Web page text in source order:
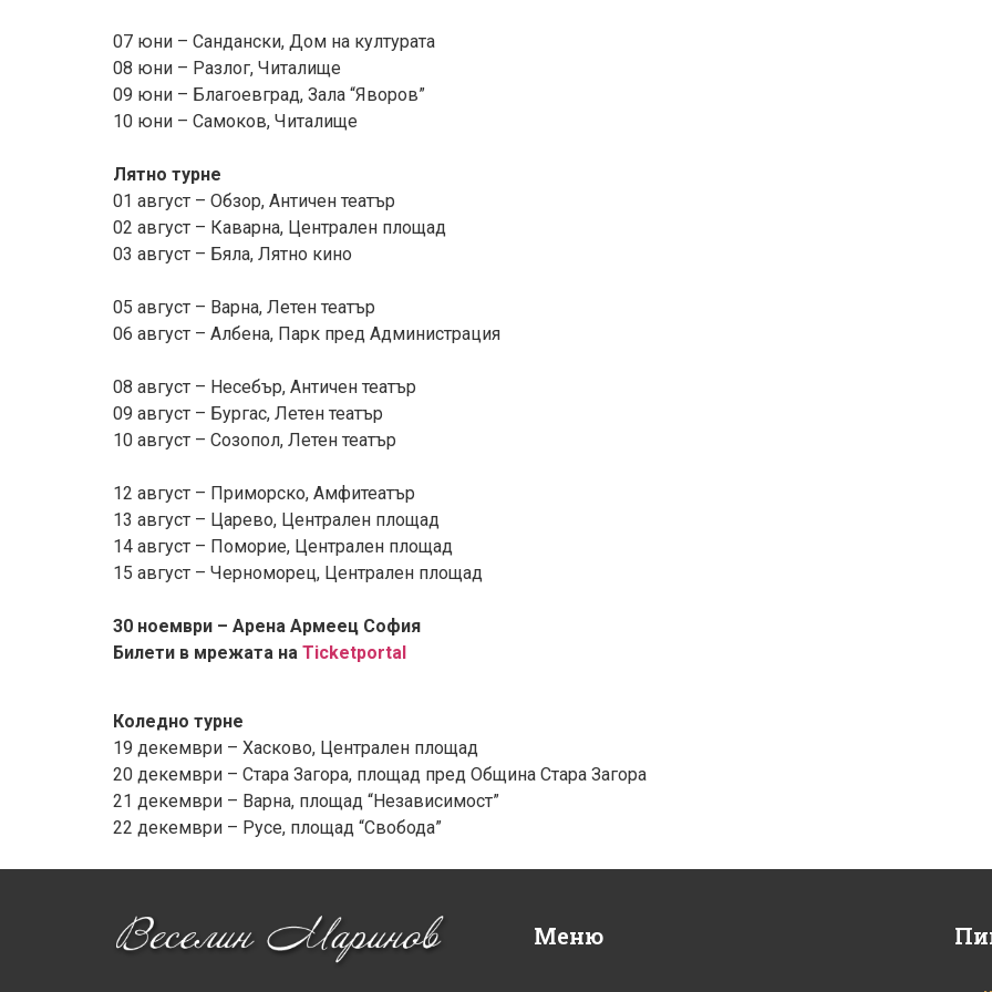
07 юни – Сандански, Дом на културата
08 юни – Разлог, Читалище
09 юни – Благоевград, Зала “Яворов”
10 юни – Самоков, Читалище
Лятно турне
01 август – Обзор, Античен театър
02 август – Каварна, Централен площад
03 август – Бяла, Лятно кино
05 август – Варна, Летен театър
06 август – Албена, Парк пред Администрация
08 август – Несебър, Античен театър
09 август – Бургас, Летен театър
10 август – Созопол, Летен театър
12 август – Приморско, Амфитеатър
13 август – Царево, Централен площад
14 август – Поморие, Централен площад
15 август – Черноморец, Централен площад
30 ноември – Арена Армеец София
Билети в мрежата на Ticketportal
Коледно турне
19 декември – Хасково, Централен площад
20 декември – Стара Загора, площад пред Община Стара Загора
21 декември – Варна, площад “Независимост”
22 декември – Русе, площад “Свобода”
Меню